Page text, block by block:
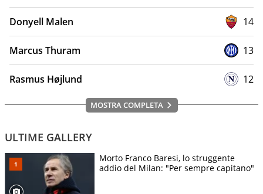
Donyell Malen 14
Marcus Thuram 13
Rasmus Højlund 12
MOSTRA COMPLETA
ULTIME GALLERY
Morto Franco Baresi, lo struggente
addio del Milan: "Per sempre capitano"